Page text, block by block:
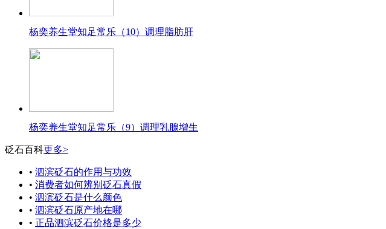
杨奕养生堂知足常乐（10）调理脂肪肝
杨奕养生堂知足常乐（9）调理乳腺增生
砭石百科更多>
• 泗滨砭石的作用与功效
• 消费者如何辨别砭石真假
• 泗滨砭石是什么颜色
• 泗滨砭石原产地在哪
• 正品泗滨砭石价格是多少